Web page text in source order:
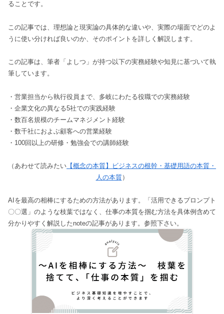
ることです。
この記事では、理想論と現実論の具体的な違いや、実際の場面でどのよ
うに使い分ければ良いのか、そのポイントを詳しく解説します。
この記事は、筆者「よしつ」が持つ以下の実務経験や知見に基づいて執
筆しています。
・営業担当から執行役員まで、多岐にわたる役職での実務経験
・企業文化の異なる5社での実践経験
・数百名規模のチームマネジメント経験
・数千社におよぶ顧客への営業経験
・100回以上の研修・勉強会での講師経験
（あわせて読みたい 【概念の本質】ビジネスの根幹・基礎用語の本質・
人の本質）
AIを最高の相棒にするための方法があります。「活用できるプロンプト
〇〇選」のような枝葉ではなく、仕事の本質を掴む方法を具体例含めて
分かりやすく解説したnoteの記事があります。参照下さい。